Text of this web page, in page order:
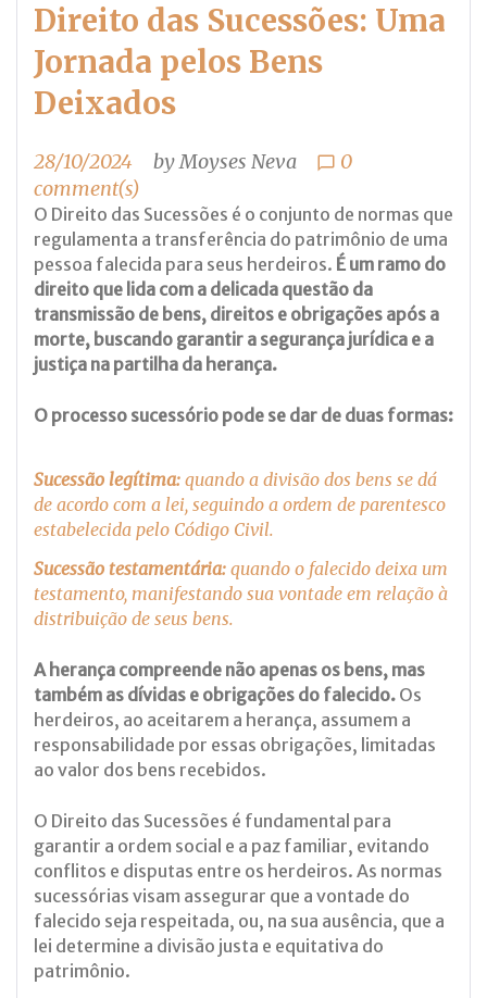
Direito das Sucessões: Uma
Jornada pelos Bens
Deixados
28/10/2024 byMoyses Neva chat_bubble_outline 0
comment(s)
O Direito das Sucessões é o conjunto de normas que
regulamenta a transferência do patrimônio de uma
pessoa falecida para seus herdeiros. É um ramo do
direito que lida com a delicada questão da
transmissão de bens, direitos e obrigações após a
morte, buscando garantir a segurança jurídica e a
justiça na partilha da herança.
O processo sucessório pode se dar de duas formas:
Sucessão legítima: quando a divisão dos bens se dá
de acordo com a lei, seguindo a ordem de parentesco
estabelecida pelo Código Civil.
Sucessão testamentária: quando o falecido deixa um
testamento, manifestando sua vontade em relação à
distribuição de seus bens.
A herança compreende não apenas os bens, mas
também as dívidas e obrigações do falecido. Os
herdeiros, ao aceitarem a herança, assumem a
responsabilidade por essas obrigações, limitadas
ao valor dos bens recebidos.
O Direito das Sucessões é fundamental para
garantir a ordem social e a paz familiar, evitando
conflitos e disputas entre os herdeiros. As normas
sucessórias visam assegurar que a vontade do
falecido seja respeitada, ou, na sua ausência, que a
lei determine a divisão justa e equitativa do
patrimônio.